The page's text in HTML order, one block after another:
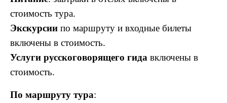
стоимость тура.
Экскурсии по маршруту и входные билеты
включены в стоимость.
Услуги русскоговорящего гида включены в
стоимость.
По маршруту тура: